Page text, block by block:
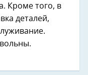
Кроме того, в
деталей,